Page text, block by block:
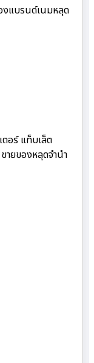
งแบรนด์เนมหลุด
อร์ แท็บเล็ต
ายของหลุดจำนำ